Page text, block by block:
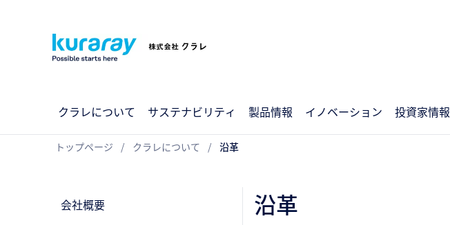
クラレについて サステナビリティ 製品情報 イノベーション 投資家情報
トップページ クラレについて 沿革
会社概要 沿革